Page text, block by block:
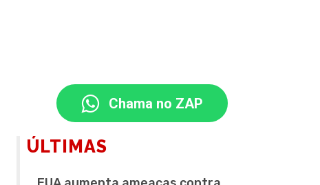
Chama no ZAP
ÚLTIMAS